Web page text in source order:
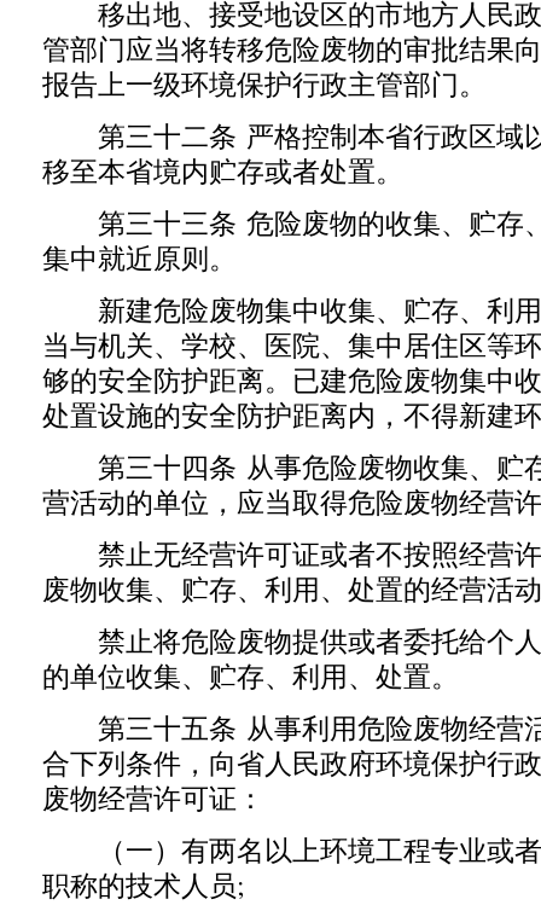
移出地、接受地设区的市地方人民
管部门应当将转移危险废物的审批结果
报告上一级环境保护行政主管部门。
第三十二条 严格控制本省行政区域
移至本省境内贮存或者处置。
第三十三条 危险废物的收集、贮存
集中就近原则。
新建危险废物集中收集、贮存、利
当与机关、学校、医院、集中居住区等
够的安全防护距离。已建危险废物集中
处置设施的安全防护距离内，不得新建
第三十四条 从事危险废物收集、贮
营活动的单位，应当取得危险废物经营
禁止无经营许可证或者不按照经营
废物收集、贮存、利用、处置的经营活
禁止将危险废物提供或者委托给个
的单位收集、贮存、利用、处置。
第三十五条 从事利用危险废物经营
合下列条件，向省人民政府环境保护行
废物经营许可证：
（一）有两名以上环境工程专业或
职称的技术人员;